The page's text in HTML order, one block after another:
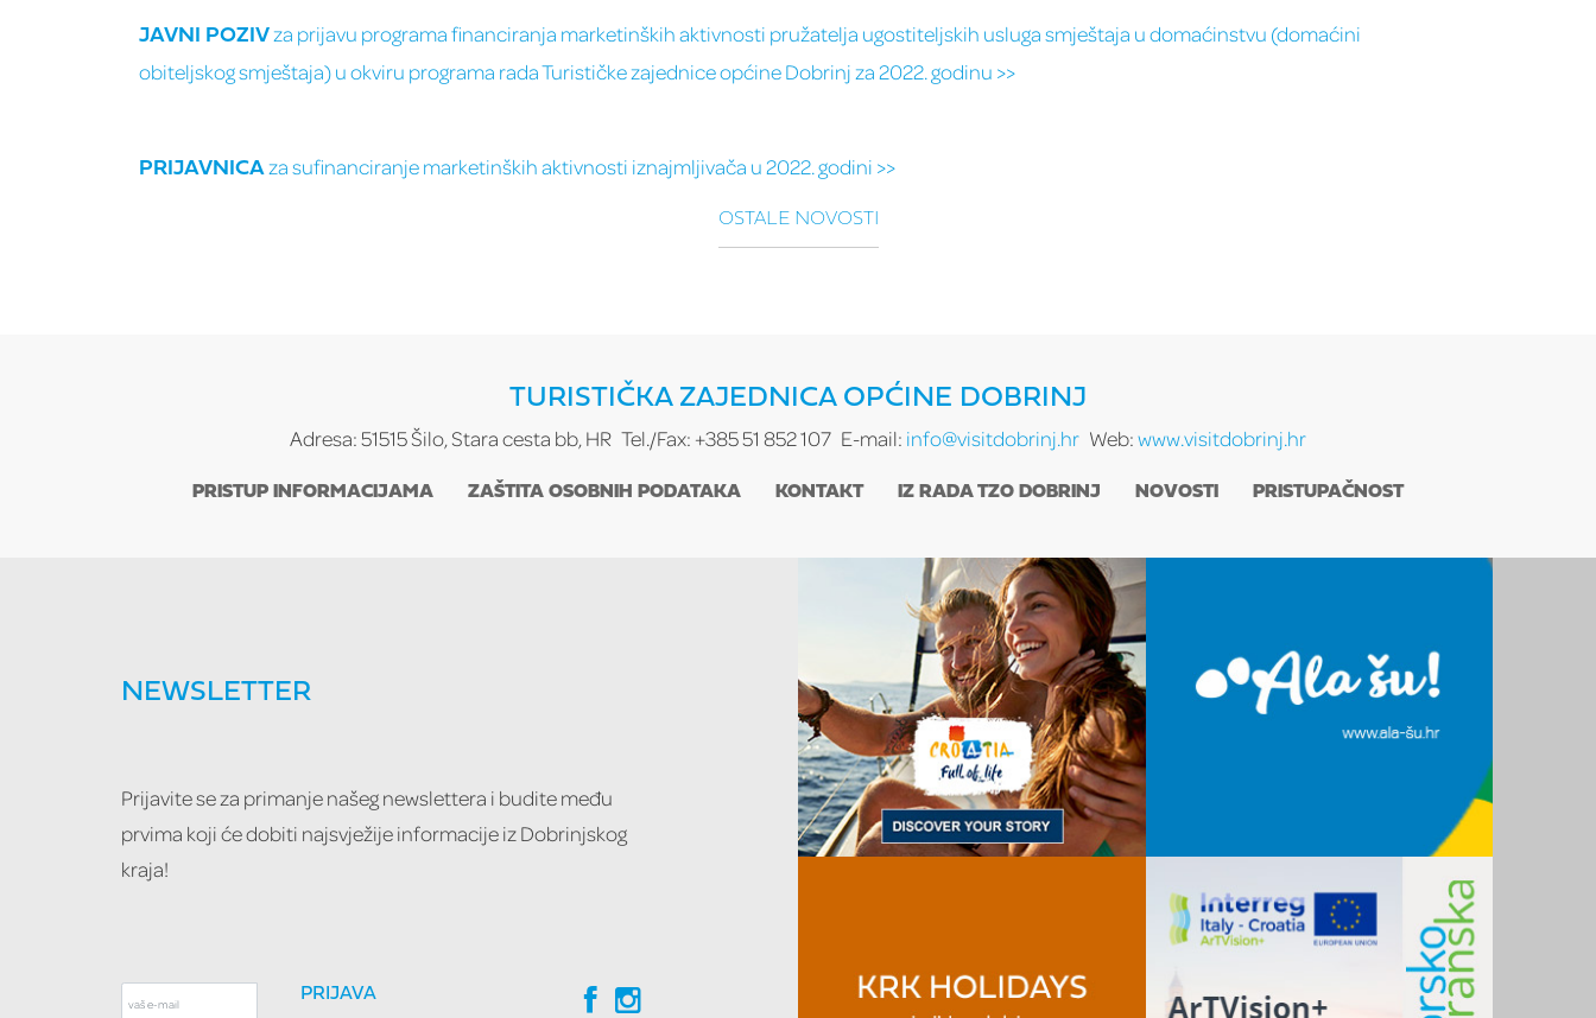
JAVNI POZIVza prijavu programa financiranja marketinških aktivnosti pružatelja ugostiteljskih usluga smještaja u domaćinstvu (domaćini
obiteljskog smještaja) u okviru programa rada Turističke zajednice općine Dobrinj za 2022. godinu >>
PRIJAVNICAza sufinanciranje marketinških aktivnosti iznajmljivača u 2022. godini >>
OSTALE NOVOSTI
TURISTIČKA ZAJEDNICA OPĆINE DOBRINJ
Adresa: 51515 Šilo, Stara cesta bb, HR Tel./Fax: +385 51 852 107 E-mail: info@visitdobrinj.hr Web:www.visitdobrinj.hr
PRISTUP INFORMACIJAMA ZAŠTITA OSOBNIH PODATAKA KONTAKT IZ RADA TZO DOBRINJ NOVOSTI PRISTUPAČNOST
NEWSLETTER
Prijavite se za primanje našeg newslettera i budite među
prvima koji će dobiti najsvježije informacije iz Dobrinjskog
kraja!